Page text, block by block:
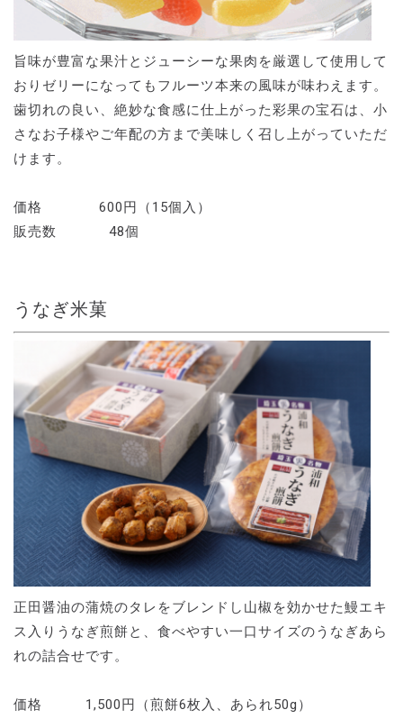
旨味が豊富な果汁とジューシーな果肉を厳選して使用して
おりゼリーになってもフルーツ本来の風味が味わえます。
歯切れの良い、絶妙な食感に仕上がった彩果の宝石は、小
さなお子様やご年配の方まで美味しく召し上がっていただ
けます。
価格 600円（15個入）
販売数 48個
うなぎ米菓
正田醤油の蒲焼のタレをブレンドし山椒を効かせた鰻エキ
ス入りうなぎ煎餅と、食べやすい一口サイズのうなぎあら
れの詰合せです。
価格 1,500円（煎餅6枚入、あられ50g）